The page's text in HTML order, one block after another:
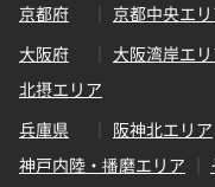
京都府
京都中央エ
大阪府
大阪湾岸エ
北摂エリア
兵庫県
阪神北エリア
神戸内陸・播磨エリア